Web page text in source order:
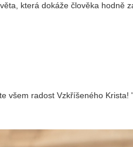
která dokáže člověka hodně
všem radost Vzkříšeného Krista!